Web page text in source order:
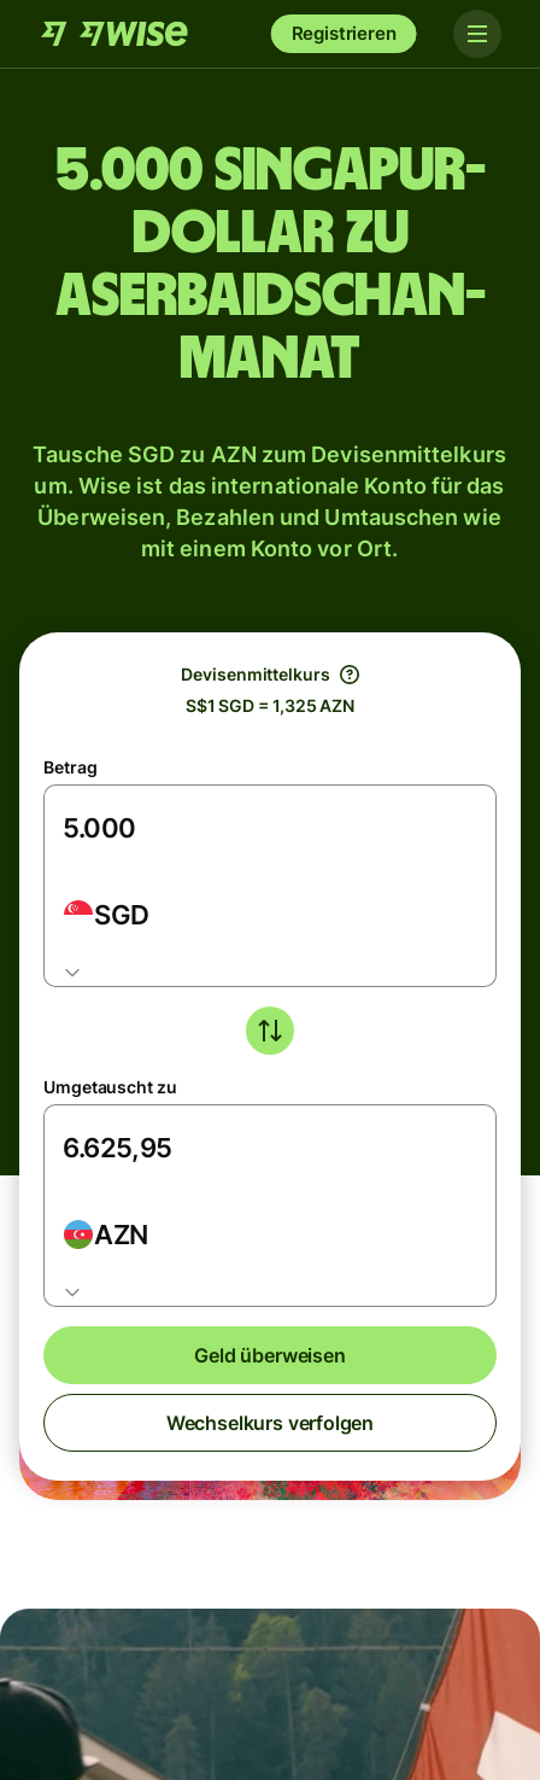
Registrieren
5.000 Singapur-
Dollar zu
Aserbaidschan-
Manat
Tausche SGD zu AZN zum Devisenmittelkurs
um. Wise ist das internationale Konto für das
Überweisen, Bezahlen und Umtauschen wie
mit einem Konto vor Ort.
Devisenmittelkurs
S$1 SGD = 1,325 AZN
Betrag
SGD
Umgetauscht zu
AZN
Geld überweisen
Wechselkurs verfolgen